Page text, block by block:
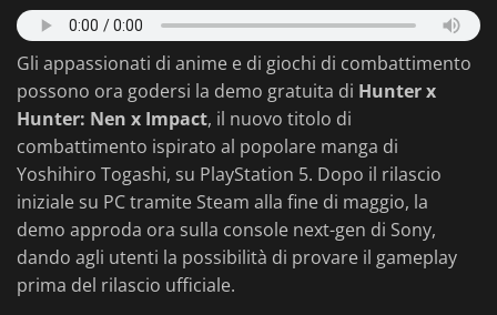
Gli appassionati di anime e di giochi di combattimento
possono ora godersi la demo gratuita di Hunter x
Hunter: Nen x Impact, il nuovo titolo di
combattimento ispirato al popolare manga di
Yoshihiro Togashi, su PlayStation 5. Dopo il rilascio
iniziale su PC tramite Steam alla fine di maggio, la
demo approda ora sulla console next-gen di Sony,
dando agli utenti la possibilità di provare il gameplay
prima del rilascio ufficiale.